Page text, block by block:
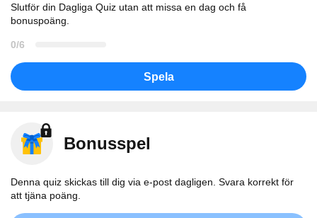
Slutför din Dagliga Quiz utan att missa en dag och få
bonuspoäng.
0/6
Spela
Bonusspel
Denna quiz skickas till dig via e-post dagligen. Svara korrekt för
att tjäna poäng.